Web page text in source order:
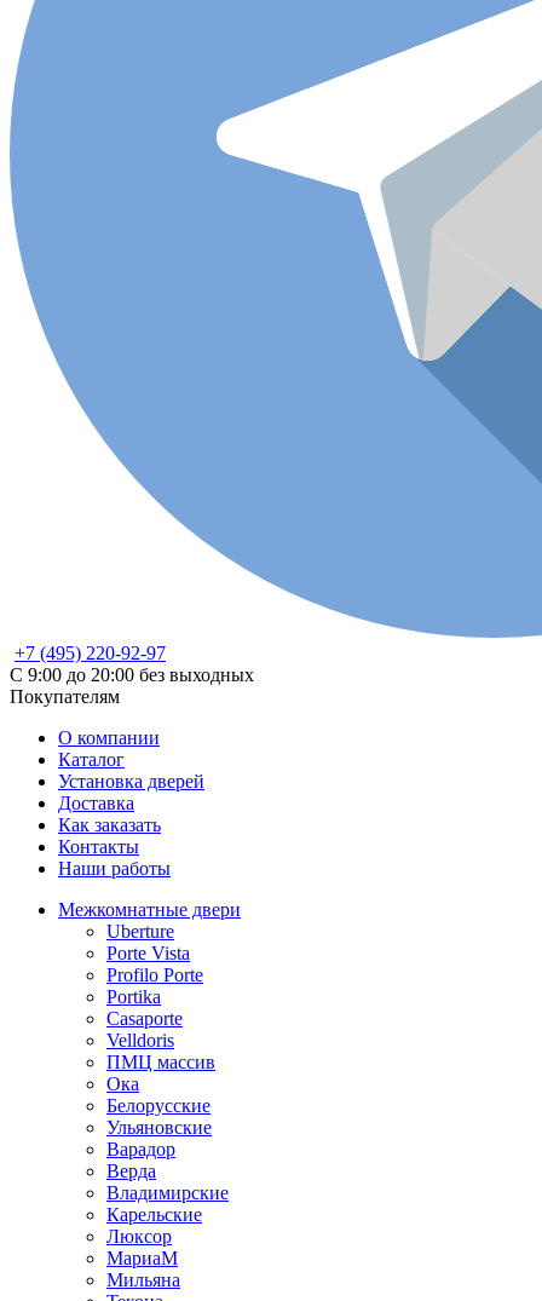
+7 (495) 220-92-97
С 9:00 до 20:00 без выходных
Покупателям
О компании
Каталог
Установка дверей
Доставка
Как заказать
Контакты
Наши работы
Межкомнатные двери
Uberture
Porte Vista
Profilo Porte
Portika
Casaporte
Velldoris
ПМЦ массив
Ока
Белорусские
Ульяновские
Варадор
Верда
Владимирские
Карельские
Люксор
МариаМ
Мильяна